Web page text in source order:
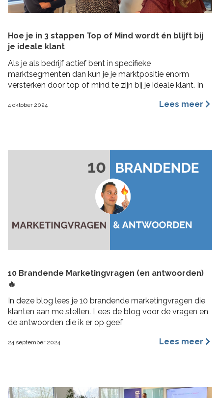
Hoe je in 3 stappen Top of Mind wordt én blijft bij
je ideale klant
Als je als bedrijf actief bent in specifieke
marktsegmenten dan kun je je marktpositie enorm
versterken door top of mind te zijn bij je ideale klant. In
of Mind positie kunt veroveren bij je ideale klant met de
4 oktober 2024 Lees meer
10 Brandende Marketingvragen (en antwoorden)
🔥
In deze blog lees je 10 brandende marketingvragen die
klanten aan me stellen. Lees de blog voor de vragen en
de antwoorden die ik er op geef
24 september 2024 Lees meer